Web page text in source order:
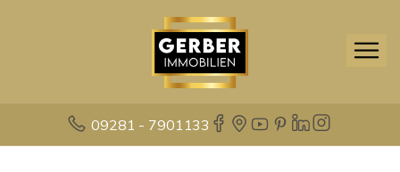
09281 - 7901133